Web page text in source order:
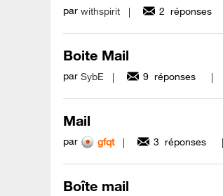
par withspirit 2 réponses
Boite Mail
par SybE 9 réponses
Mail
par gfqt 3 réponses
Boîte mail